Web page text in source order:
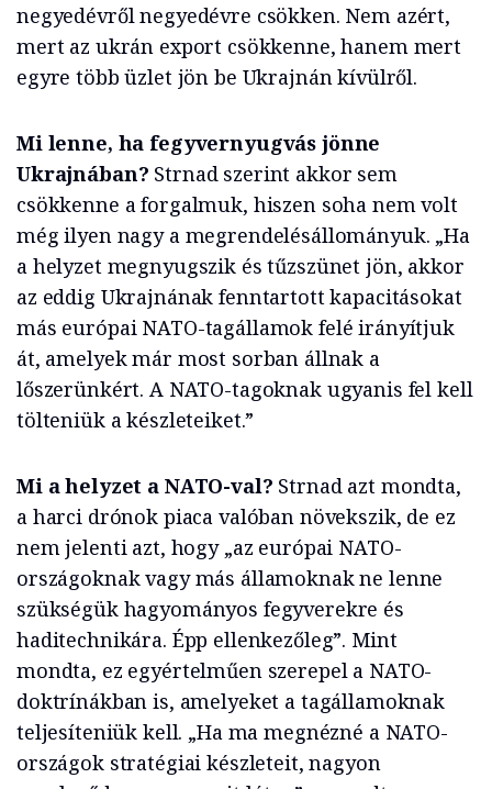
negyedévről negyedévre csökken. Nem azért,
mert az ukrán export csökkenne, hanem mert
egyre több üzlet jön be Ukrajnán kívülről.
Mi lenne, ha fegyvernyugvás jönne
Ukrajnában? Strnad szerint akkor sem
csökkenne a forgalmuk, hiszen soha nem volt
még ilyen nagy a megrendelésállományuk. „Ha
a helyzet megnyugszik és tűzszünet jön, akkor
az eddig Ukrajnának fenntartott kapacitásokat
más európai NATO-tagállamok felé irányítjuk
át, amelyek már most sorban állnak a
lőszerünkért. A NATO-tagoknak ugyanis fel kell
tölteniük a készleteiket.”
Mi a helyzet a NATO-val? Strnad azt mondta,
a harci drónok piaca valóban növekszik, de ez
nem jelenti azt, hogy „az európai NATO-
országoknak vagy más államoknak ne lenne
szükségük hagyományos fegyverekre és
haditechnikára. Épp ellenkezőleg”. Mint
mondta, ez egyértelműen szerepel a NATO-
doktrínákban is, amelyeket a tagállamoknak
teljesíteniük kell. „Ha ma megnézné a NATO-
országok stratégiai készleteit, nagyon